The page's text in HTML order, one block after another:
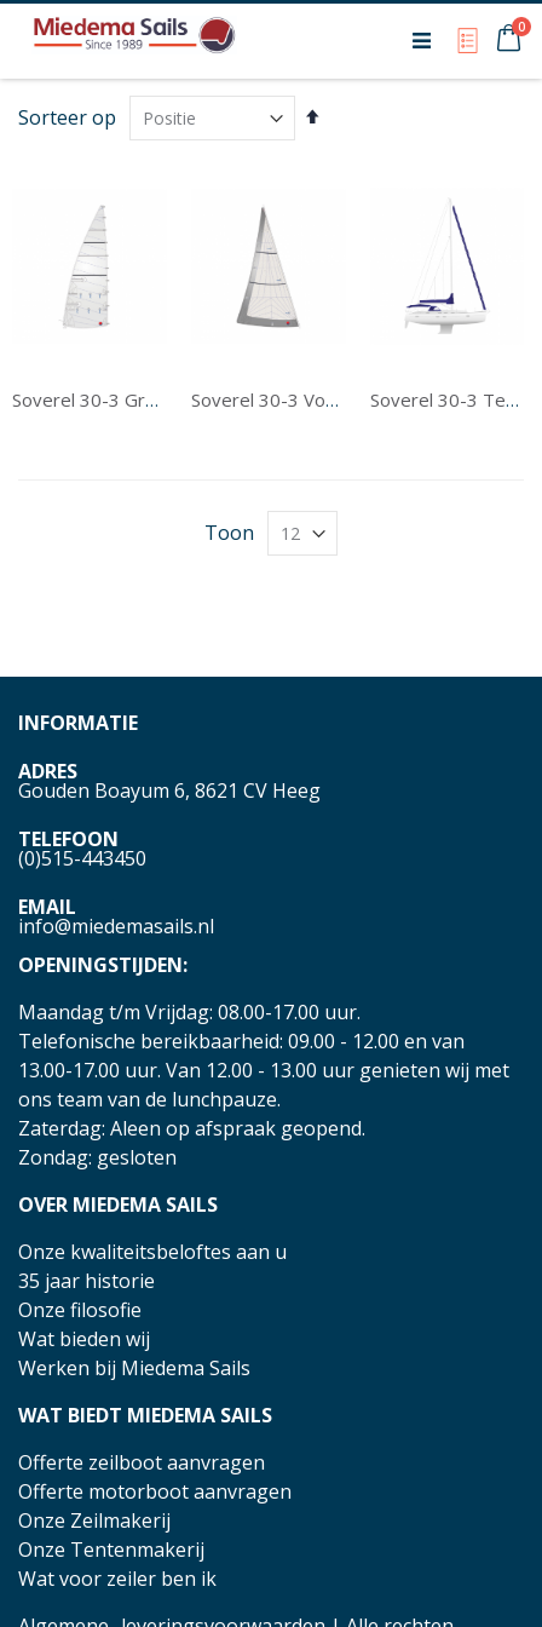
My0
Sorteer op
Van
Soverel 30-3 Grootzeil Soverel 30-3 Voorzeil Soverel 30-3 Tentwerk
Toon
INFORMATIE
ADRES
Gouden Boayum 6, 8621 CV Heeg
TELEFOON
(0)515-443450
EMAIL
info@miedemasails.nl
OPENINGSTIJDEN:
Maandag t/m Vrijdag: 08.00-17.00 uur.
Telefonische bereikbaarheid: 09.00 - 12.00 en van
13.00-17.00 uur. Van 12.00 - 13.00 uur genieten wij met
ons team van de lunchpauze.
Zaterdag: Aleen op afspraak geopend.
Zondag: gesloten
OVER MIEDEMA SAILS
Onze kwaliteitsbeloftes aan u
35 jaar historie
Onze filosofie
Wat bieden wij
Werken bij Miedema Sails
WAT BIEDT MIEDEMA SAILS
Offerte zeilboot aanvragen
Offerte motorboot aanvragen
Onze Zeilmakerij
Onze Tentenmakerij
Wat voor zeiler ben ik